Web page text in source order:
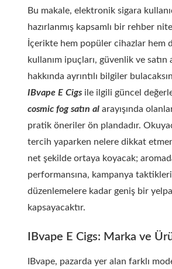
Bu makale, elektronik sigara
hazırlanmış kapsamlı bir rehber
İçerikte hem popüler cihazlar hem
kullanım ipuçları, güvenlik ve
hakkında ayrıntılı bilgiler
IBvape E Cigs ile ilgili güncel
cosmic fog satın al arayışında
pratik öneriler ön plandadır.
tercih yaparken nelere dikkat
net şekilde ortaya koyacak;
performansına, kampanya
düzenlemelere kadar geniş bir
kapsayacaktır.
IBvape E Cigs: Marka ve
IBvape, pazarda yer alan farklı